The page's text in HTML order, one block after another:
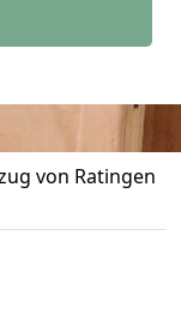
von Ratingen